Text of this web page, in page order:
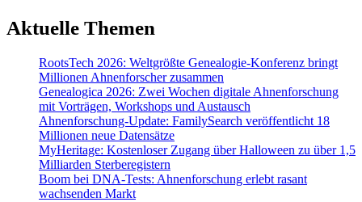
Aktuelle Themen
RootsTech 2026: Weltgrößte Genealogie-Konferenz bringt
Millionen Ahnenforscher zusammen
Genealogica 2026: Zwei Wochen digitale Ahnenforschung
mit Vorträgen, Workshops und Austausch
Ahnenforschung-Update: FamilySearch veröffentlicht 18
Millionen neue Datensätze
MyHeritage: Kostenloser Zugang über Halloween zu über 1,5
Milliarden Sterberegistern
Boom bei DNA-Tests: Ahnenforschung erlebt rasant
wachsenden Markt